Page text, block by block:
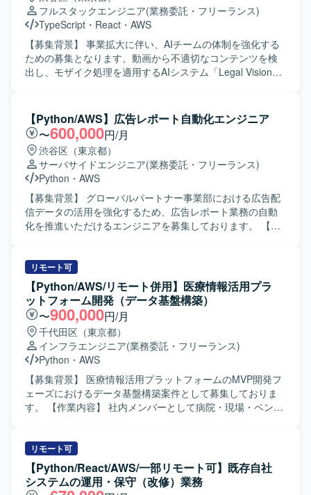
る方、チーム開発において協調性を持って取り組める方に
ご活躍いただける環境です。 【ポジションの魅力】 既存サ
ービスの保守開発を通じて、AWSを中心としたクラウドネ
イティブなバックエンド開発経験を積むことができます。
クライアントとの直接的なコミュニケーションを通じて、
境】 バックエンドはAWS LambdaとPythonを中心に構成さ
れており、データベースにはDynamoDBやRDSを利用して
おります。メッセージキューとしてSQSを使用し、フロン
トエンドはFlutterで実装されています。
フルスタックエンジニア(業務委託・フリーランス)
TypeScript ・ React ・ AWS
【募集背景】 事業拡大に伴い、AIチームの体制を強化する
ための募集となります。動画から不適切なコンテンツを検
出し、モザイク処理を適用するAIシステム「Legal Vision」
イムライン・セグメンテーション編集等)の設計・開発を行
っていただきます。FastAPI によるAPIサーバーの設計・開
発・運用や、AWS Batch / S3 を用いた動画処理パイプライ
ンとのシームレスな連携を担当していただきます。セグメ
ンテーション結果(ポリゴン)の可視化・編集機能の実装、モ
ザイク動画生成のワーカー連携・ジョブステータス管理、
既存システムのパフォーマンスやUXの改善・最適化なども
行っていただきます。AIチームおよびプロダクト開発チー
ムと連携しながら機能開発を進めていただきます。 【求め
います。動画処理やAI連携など新しい技術領域に積極的に
挑戦し、チームと協力して開発を推進できる方が望ましい
です。 【ポジションの魅力】 少数精鋭の開発体制の中で、
フロントエンドからバックエンド、インフラまで一貫して
関わることができるポジションです。動画処理やAI推論と
連携した先進的なプロダクト開発に携わりながら、ユーザ
ーであるクリエイターに直結する価値提供を行うことがで
きます。プロダクトの成長フェーズにおいて、技術選定や
アーキテクチャ設計にも関与できる環境です。 【開発環
境】 TypeScript / Python を用いた開発環境となります。フ
ロントエンドは React、バックエンドは FastAPI を採用し
行っています。
【Python/AWS】広告レポート自動化エンジニア
〜600,000円/月
渋谷区（東京都）
サーバサイドエンジニア(業務委託・フリーランス)
Python ・ AWS
【募集背景】 グローバルパートナー事業部における広告配
信データの活用を強化するため、広告レポート業務の自動
化を推進いただけるエンジニアを募集しております。 【作
す。具体的には、各広告媒体の広告APIを利用した配信デー
タの取得およびWebスクレイピングによるデータ収集、取
得データの整形・集計、DBへの保存、レポートへの反映、
スプレッドシートのレポート枠作成と調整、予算超過アラ
ートなど各種ツールの作成、内部BIツールのダッシュボー
ド作成、外部クライアントへのデータ送信などを行ってい
ただきます。 【求める人物像】 広告配信データの特性を理
解しながら、自動化や効率化の観点で主体的に改善提案が
できる方を求めております。また、関係者とのコミュニケ
ーションを通じて要件を整理し、着実に開発・運用までや
りきる姿勢をお持ちの方が望ましいです。 【ポジションの
献できるポジションです。データ基盤からレポーティング
まで一連の流れに携わることで、データエンジニアリング
やアナリティクスの知見を広く深めていただけます。 【開
発環境】 言語はPythonとSQLを中心に、一部で
リモート可
【Python/AWS/リモート併用】医療情報活用プラ
ットフォーム開発（データ基盤構築）
〜900,000円/月
千代田区（東京都）
インフラエンジニア(業務委託・フリーランス)
Python ・ AWS
【募集背景】 医療情報活用プラットフォームのMVP開発フ
ェーズにおけるデータ基盤構築案件として募集しておりま
す。 【作業内容】 社内メンバーとして病院・現場・ベンダ
たデータレイクを構築し、Icebergによるデータカタログ化
やIAM等の権限管理設計・対応を実施していただきます。来
年3月までに最低限稼働させることを目標としたMVPフェー
ズでの対応となります。 【求める人物像】 関係者と円滑に
リモート可
【Python/React/AWS/一部リモート可】既存自社
システムの運用・保守（改修）業務